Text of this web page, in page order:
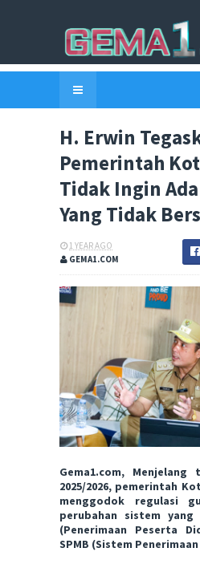
H. Erwin
Pemerintah
Tidak Ingin
Yang Tidak
1 YEAR AGO
GEMA1.COM
Gema1.com, Menjelang
2025/2026, pemerintah
menggodok regulasi
perubahan sistem yang
(Penerimaan Peserta
SPMB (Sistem